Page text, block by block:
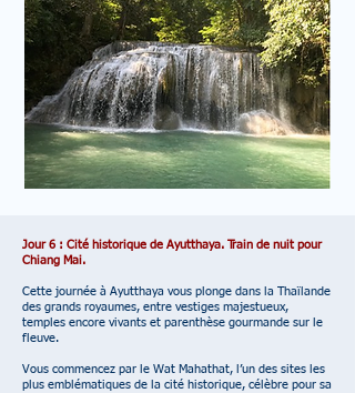
Jour 6 : Cité historique de Ayutthaya. Train de nuit pour
Chiang Mai.
Cette journée à Ayutthaya vous plonge dans la Thaïlande
des grands royaumes, entre vestiges majestueux,
temples encore vivants et parenthèse gourmande sur le
fleuve.
Vous commencez par le Wat Mahathat, l’un des sites les
plus emblématiques de la cité historique, célèbre pour sa